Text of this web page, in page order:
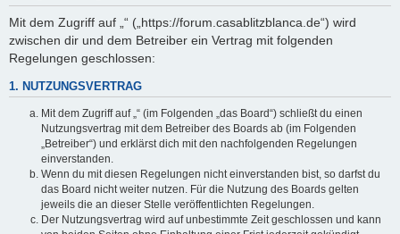
Mit dem Zugriff auf „“ („https://forum.casablitzblanca.de“) wird
zwischen dir und dem Betreiber ein Vertrag mit folgenden
Regelungen geschlossen:
1. NUTZUNGSVERTRAG
Mit dem Zugriff auf „“ (im Folgenden „das Board“) schließt du einen
Nutzungsvertrag mit dem Betreiber des Boards ab (im Folgenden
„Betreiber“) und erklärst dich mit den nachfolgenden Regelungen
einverstanden.
Wenn du mit diesen Regelungen nicht einverstanden bist, so darfst du
das Board nicht weiter nutzen. Für die Nutzung des Boards gelten
jeweils die an dieser Stelle veröffentlichten Regelungen.
Der Nutzungsvertrag wird auf unbestimmte Zeit geschlossen und kann